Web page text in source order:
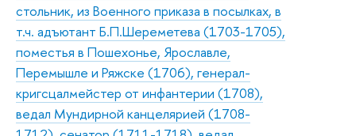
стольник, из Военного приказа в посылках, в
т.ч. адъютант Б.П.Шереметева (1703-1705),
поместья в Пошехонье, Ярославле,
Перемышле и Ряжске (1706), генерал-
кригсцалмейстер от инфантерии (1708),
ведал Мундирной канцелярией (1708-